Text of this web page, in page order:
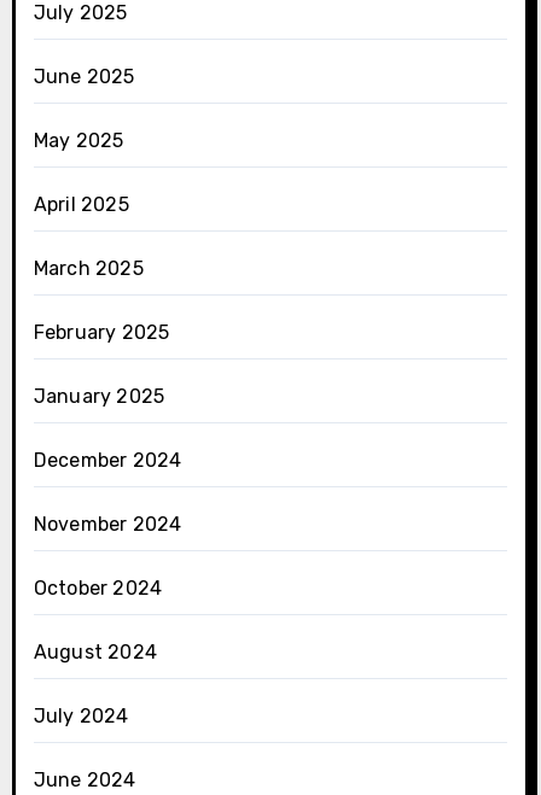
July 2025
June 2025
May 2025
April 2025
March 2025
February 2025
January 2025
December 2024
November 2024
October 2024
August 2024
July 2024
June 2024